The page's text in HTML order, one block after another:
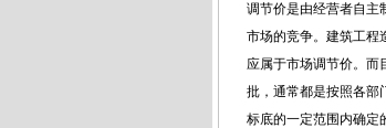
调节价是由经营者自主
市场的竞争。建筑工程
应属于市场调节价。而
批，通常都是按照各部
标底的一定范围内确定